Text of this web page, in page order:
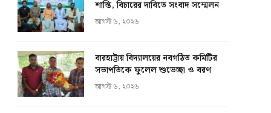
শাস্তি, বিচারের দাবিতে সংবাদ সম্মেলন
আগস্ট ৬, ২০২৬
বারহাট্টায় বিদ্যালয়ের নবগঠিত কমিটির
সভাপতিকে ফুলেল শুভেচ্ছা ও বরণ
আগস্ট ৬, ২০২৬